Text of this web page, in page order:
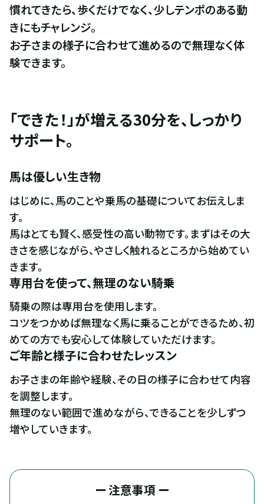
慣れてきたら、歩くだけでなく、少しテンポのある動
きにもチャレンジ。
お子さまの様子に合わせて進めるので無理なく体
験できます。
「できた！」が増える30分を、しっかり
サポート。
馬は優しい生き物
はじめに、馬のことや乗馬の基礎についてお伝えしま
す。
馬はとても賢く、感受性の高い動物です。まずはその大
きさを感じながら、やさしく触れるところから始めてい
きます。
専用台を使って、無理のない騎乗
騎乗の際は専用台を使用します。
コツをつかめば無理なく馬に乗ることができるため、初
めての方でも安心して体験していただけます。
ご年齢と様子に合わせたレッスン
お子さまの年齢や経験、その日の様子に合わせて内容
を調整します。
無理のない範囲で進めながら、できることを少しずつ
増やしていきます。
ー 注意事項 ー